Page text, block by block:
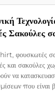
Σακούλες
φουσκωτές
και σακούλες
να
που είναι